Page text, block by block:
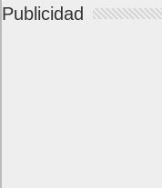
Publicidad